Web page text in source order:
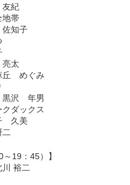
紀
帯
知子
太
めぐみ
沢 年男
ダックス
久美
19：45）】
裕二